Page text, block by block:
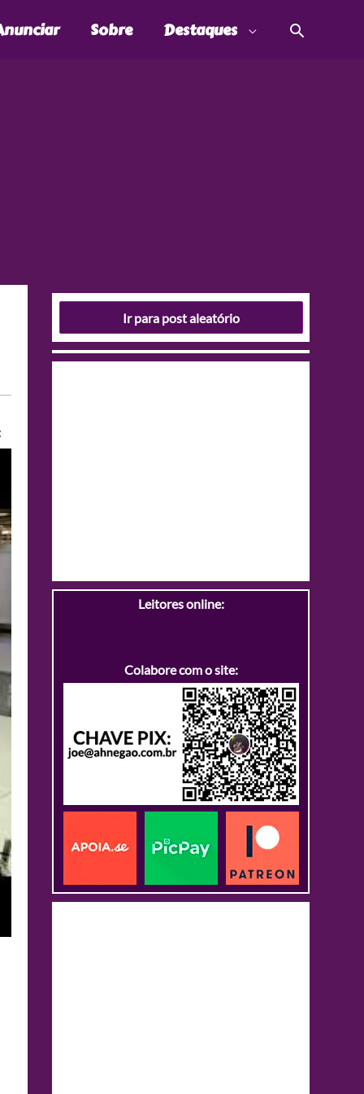
Sobre Destaques
Ir para post aleatório
Leitores online:
Colabore com o site: